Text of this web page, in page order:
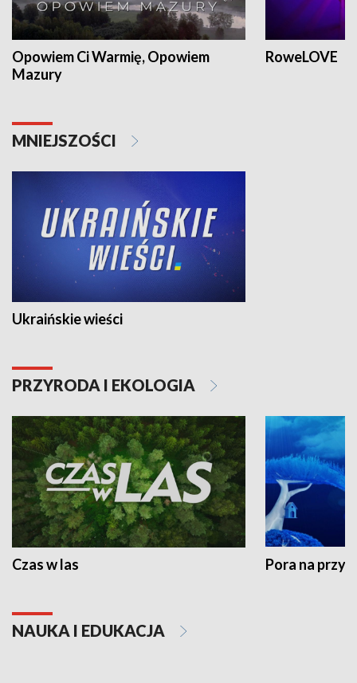
Opowiem Ci Warmię, Opowiem
Mazury
RoweLOVE
MNIEJSZOŚCI
Ukraińskie wieści
PRZYRODA I EKOLOGIA
Czas w las Pora na
NAUKA I EDUKACJA